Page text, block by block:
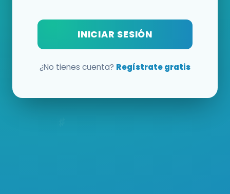
INICIAR SESIÓN
¿No tienes cuenta? Regístrate gratis